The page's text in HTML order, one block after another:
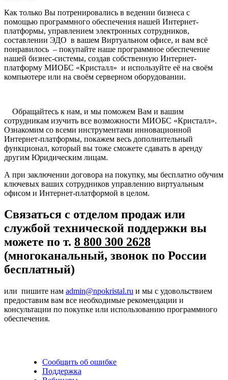
Как только Вы потренировались в ведении бизнеса с
помощью программного обеспечения нашей Интернет-
платформы, управлением электронных сотрудников,
составлении ЭДО в вашем Виртуальном офисе, и вам всё
понравилось – покупайте наше программное обеспечение
нашей бизнес-системы, создав собственную Интернет-
платформу МИОБС «Кристалл» и используйте её на своём
компьютере или на своём серверном оборудовании.
Обращайтесь к нам, и мы поможем Вам и вашим
сотрудникам изучить все возможности МИОБС «Кристалл».
Ознакомим со всеми инструментами инновационной
Интернет-платформы, покажем весь дополнительный
функционал, который вы тоже сможете сдавать в аренду
другим Юридическим лицам.
А при заключении договора на покупку, мы бесплатно обучим
ключевых ваших сотрудников управлению виртуальным
офисом и Интернет-платформой в целом.
Связаться с отделом продаж или
службой технической поддержки вы
можете по т. 8 800 300 2628
(многоканальный, звонок по России
бесплатный)
или пишите нам admin@npokristal.ru и мы с удовольствием
предоставим вам все необходимые рекомендации и
консультации по покупке или использованию программного
обеспечения.
Сообщить об ошибке
Поддержка